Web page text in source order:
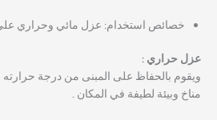
خصائص استخدام: عزل مائي وحراري على
عزل حراري :
ويقوم بالحفاظ على المبنى من درجة حرارته
مناخ وبيئة لطيفة في المكان .